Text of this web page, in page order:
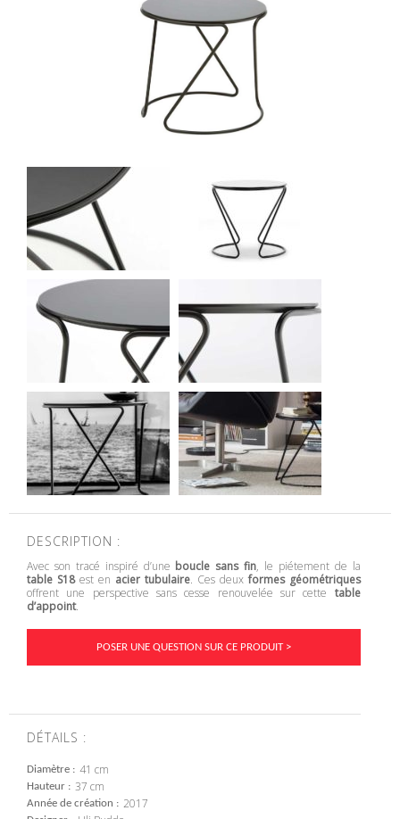
DESCRIPTION :
Avec son tracé inspiré d’une boucle sans fin, le piétement de la
table S18est en acier tubulaire. Ces deuxformes géométriques
offrent une perspective sans cesse renouvelée sur cette table
d’appoint.
POSER UNE QUESTION SUR CE PRODUIT >
DÉTAILS :
Diamètre 41 cm
Hauteur 37 cm
Année de création 2017